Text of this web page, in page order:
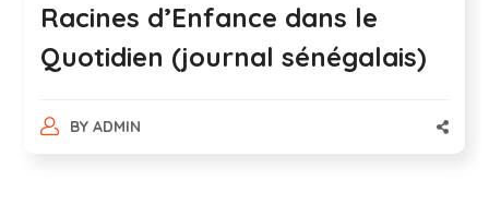
Racines d’Enfance dans le
Quotidien (journal sénégalais)
BY ADMIN